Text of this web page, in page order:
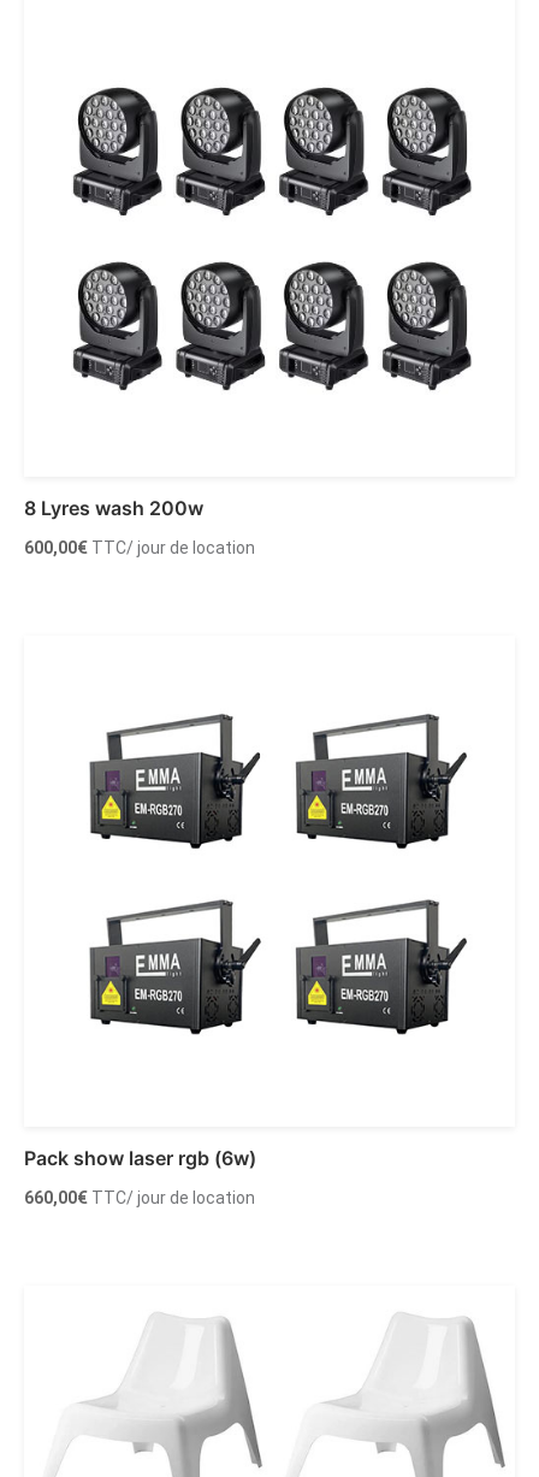
8 Lyres wash 200w
600,00€ TTC/ jour de location
Pack show laser rgb (6w)
660,00€ TTC/ jour de location
Ajouter au panier